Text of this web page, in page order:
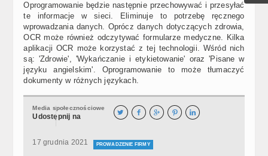
Oprogramowanie będzie następnie przechowywać i przesyłać
te informacje w sieci. Eliminuje to potrzebę ręcznego
wprowadzania danych. Oprócz danych dotyczących zdrowia,
OCR może również odczytywać formularze medyczne. Kilka
aplikacji OCR może korzystać z tej technologii. Wśród nich
są: 'Zdrowie', 'Wykańczanie i etykietowanie' oraz 'Pisane w
języku angielskim'. Oprogramowanie to może tłumaczyć
dokumenty w różnych językach.
Media społecznościowe
Udostępnij na     
17 grudnia 2021 PROWADZENIE FIRMY